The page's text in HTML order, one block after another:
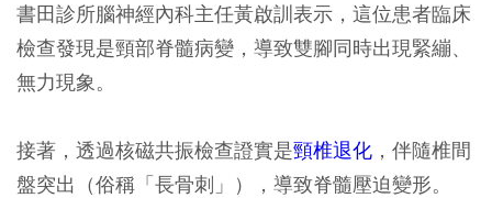
書田診所腦神經內科主任黃啟訓表示，這位患者臨床
檢查發現是頸部脊髓病變，導致雙腳同時出現緊繃、
無力現象。
接著，透過核磁共振檢查證實是頸椎退化 ，伴隨椎間
盤突出（俗稱「長骨刺」），導致脊髓壓迫變形。